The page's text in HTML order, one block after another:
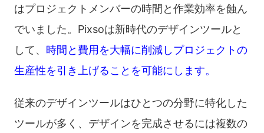
はプロジェクトメンバーの時間と作業効率を蝕ん
でいました。Pixsoは新時代のデザインツールと
して、 時間と費用を大幅に削減しプロジェクトの
生産性を引き上げることを可能にします。
従来のデザインツールはひとつの分野に特化した
ツールが多く、デザインを完成させるには複数の